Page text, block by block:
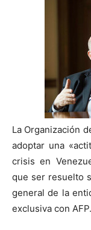
La Organización
adoptar una
crisis en
que ser resuelto
general de la
exclusiva con AFP.